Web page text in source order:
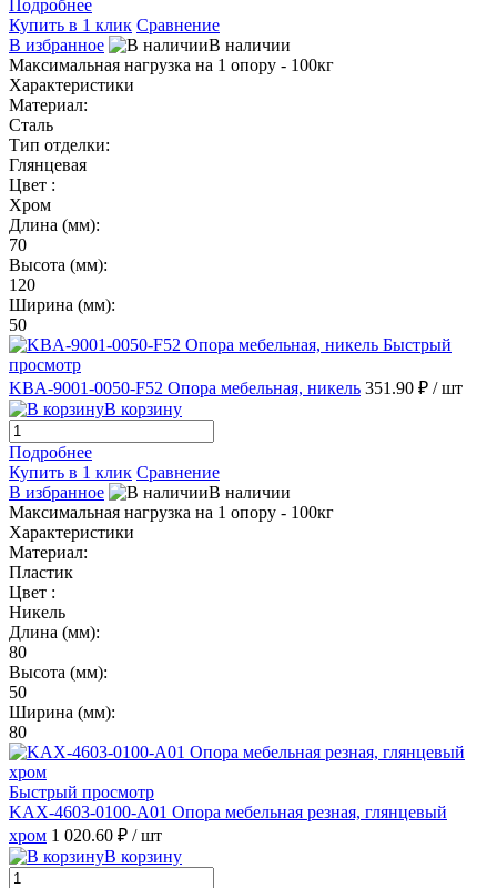
Подробнее
Купить в 1 клик Сравнение
В избранное
В наличии
Максимальная нагрузка на 1 опору - 100кг
Характеристики
Материал:
Сталь
Тип отделки:
Глянцевая
Цвет :
Хром
Длина (мм):
70
Высота (мм):
120
Ширина (мм):
50
Быстрый
просмотр
KBA-9001-0050-F52 Опора мебельная, никель 351.90 ₽ / шт
В корзину
Подробнее
Купить в 1 клик Сравнение
В избранное
В наличии
Максимальная нагрузка на 1 опору - 100кг
Характеристики
Материал:
Пластик
Цвет :
Никель
Длина (мм):
80
Высота (мм):
50
Ширина (мм):
80
Быстрый просмотр
KAX-4603-0100-A01 Опора мебельная резная, глянцевый
хром 1 020.60 ₽ / шт
В корзину